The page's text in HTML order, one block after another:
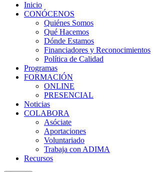
Inicio
CONÓCENOS
Quiénes Somos
Qué Hacemos
Dónde Estamos
Financiadores y Reconocimientos
Política de Calidad
Programas
FORMACIÓN
ONLINE
PRESENCIAL
Noticias
COLABORA
Asóciate
Aportaciones
Voluntariado
Trabaja con ADIMA
Recursos